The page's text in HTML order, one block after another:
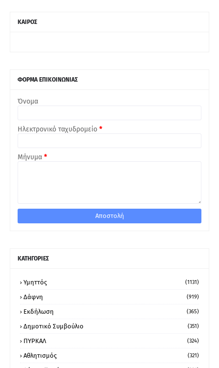
ΚΑΙΡΟΣ
ΦΟΡΜΑ ΕΠΙΚΟΙΝΩΝΙΑΣ
Όνομα
Ηλεκτρονικό ταχυδρομείο *
Μήνυμα *
ΚΑΤΗΓΟΡΙΕΣ
Υμηττός (1131)
Δάφνη (919)
Εκδήλωση (365)
Δημοτικό Συμβούλιο (351)
ΠΥΡΚΑΛ (324)
Αθλητισμός (321)